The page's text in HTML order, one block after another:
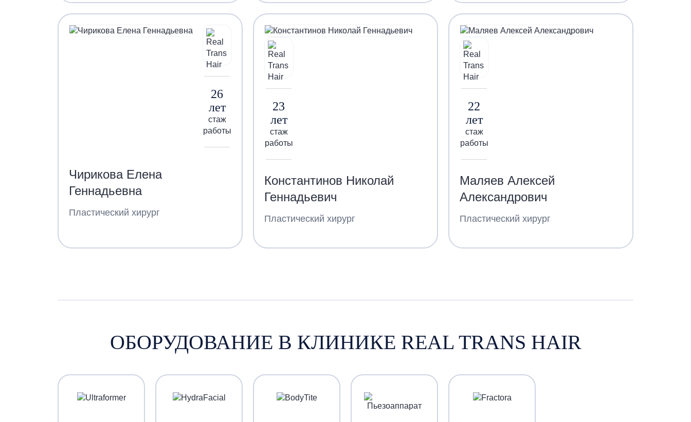
26
лет
стаж
работы
Чирикова Елена
Геннадьевна
Пластический хирург
23
лет
стаж
работы
Константинов Николай
Геннадьевич
Пластический хирург
22
лет
стаж
работы
Маляев Алексей
Александрович
Пластический хирург
ОБОРУДОВАНИЕ В КЛИНИКЕ REAL TRANS HAIR